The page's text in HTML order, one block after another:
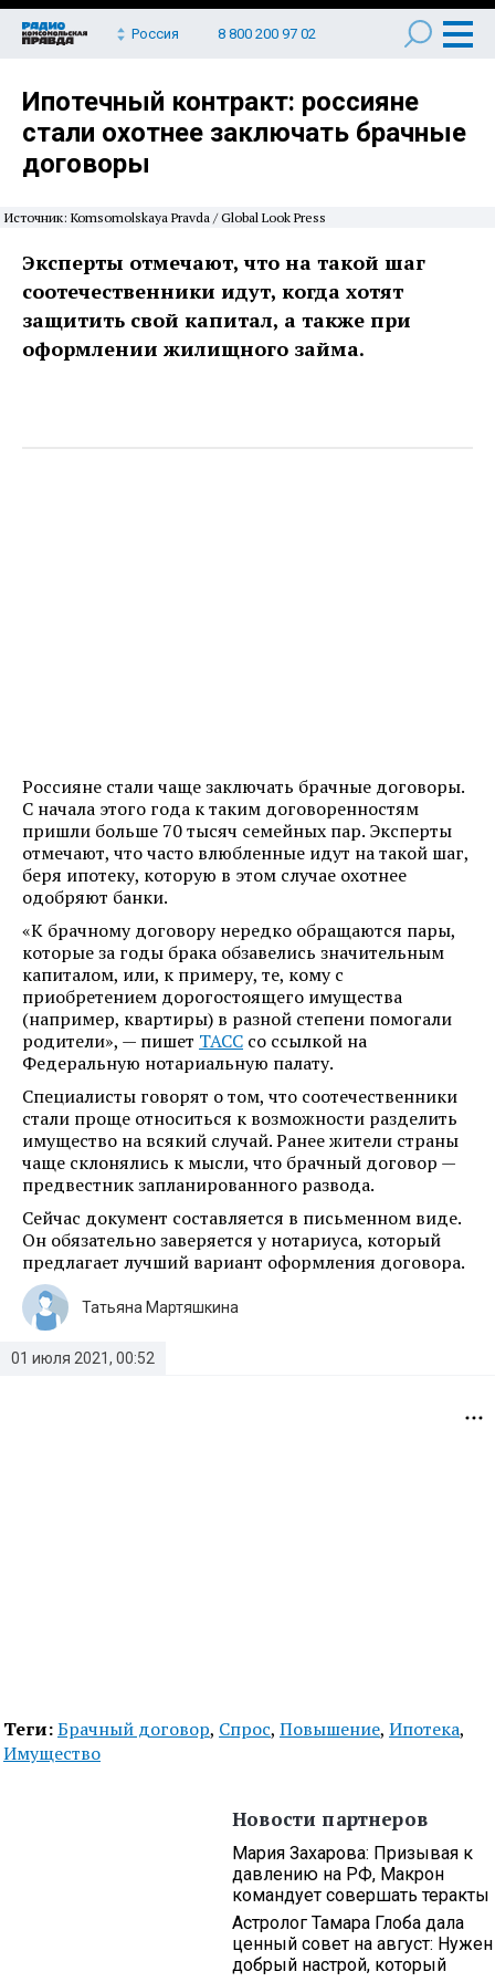
Россия 8 800 200 97 02
Ипотечный контракт: россияне
стали охотнее заключать брачные
договоры
Источник: Komsomolskaya Pravda / Global Look Press
Эксперты отмечают, что на такой шаг
соотечественники идут, когда хотят
защитить свой капитал, а также при
оформлении жилищного займа.
Россияне стали чаще заключать брачные договоры.
С начала этого года к таким договоренностям
пришли больше 70 тысяч семейных пар. Эксперты
отмечают, что часто влюбленные идут на такой шаг,
беря ипотеку, которую в этом случае охотнее
одобряют банки.
«К брачному договору нередко обращаются пары,
которые за годы брака обзавелись значительным
капиталом, или, к примеру, те, кому с
приобретением дорогостоящего имущества
(например, квартиры) в разной степени помогали
родители», — пишет ТАСС со ссылкой на
Федеральную нотариальную палату.
Специалисты говорят о том, что соотечественники
стали проще относиться к возможности разделить
имущество на всякий случай. Ранее жители страны
чаще склонялись к мысли, что брачный договор —
предвестник запланированного развода.
Сейчас документ составляется в письменном виде.
Он обязательно заверяется у нотариуса, который
предлагает лучший вариант оформления договора.
01 июля 2021, 00:52
Татьяна Мартяшкина
Теги:Брачный договор, Спрос, Повышение, Ипотека,
Имущество
Новости партнеров
Мария Захарова: Призывая к
давлению на РФ, Макрон
командует совершать теракты
Астролог Тамара Глоба дала
ценный совет на август: Нужен
добрый настрой, который